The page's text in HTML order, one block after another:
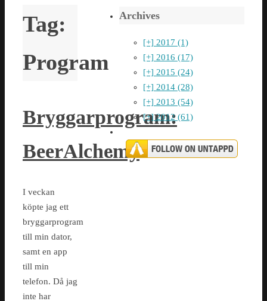
Tag:
Program
Bryggarprogram:
BeerAlchemy
I veckan
köpte jag ett
bryggarprogram
till min dator,
samt en app
till min
telefon. Då jag
inte har
Archives
[+] 2017 (1)
[+] 2016 (17)
[+] 2015 (24)
[+] 2014 (28)
[+] 2013 (54)
[+]2012 (61)